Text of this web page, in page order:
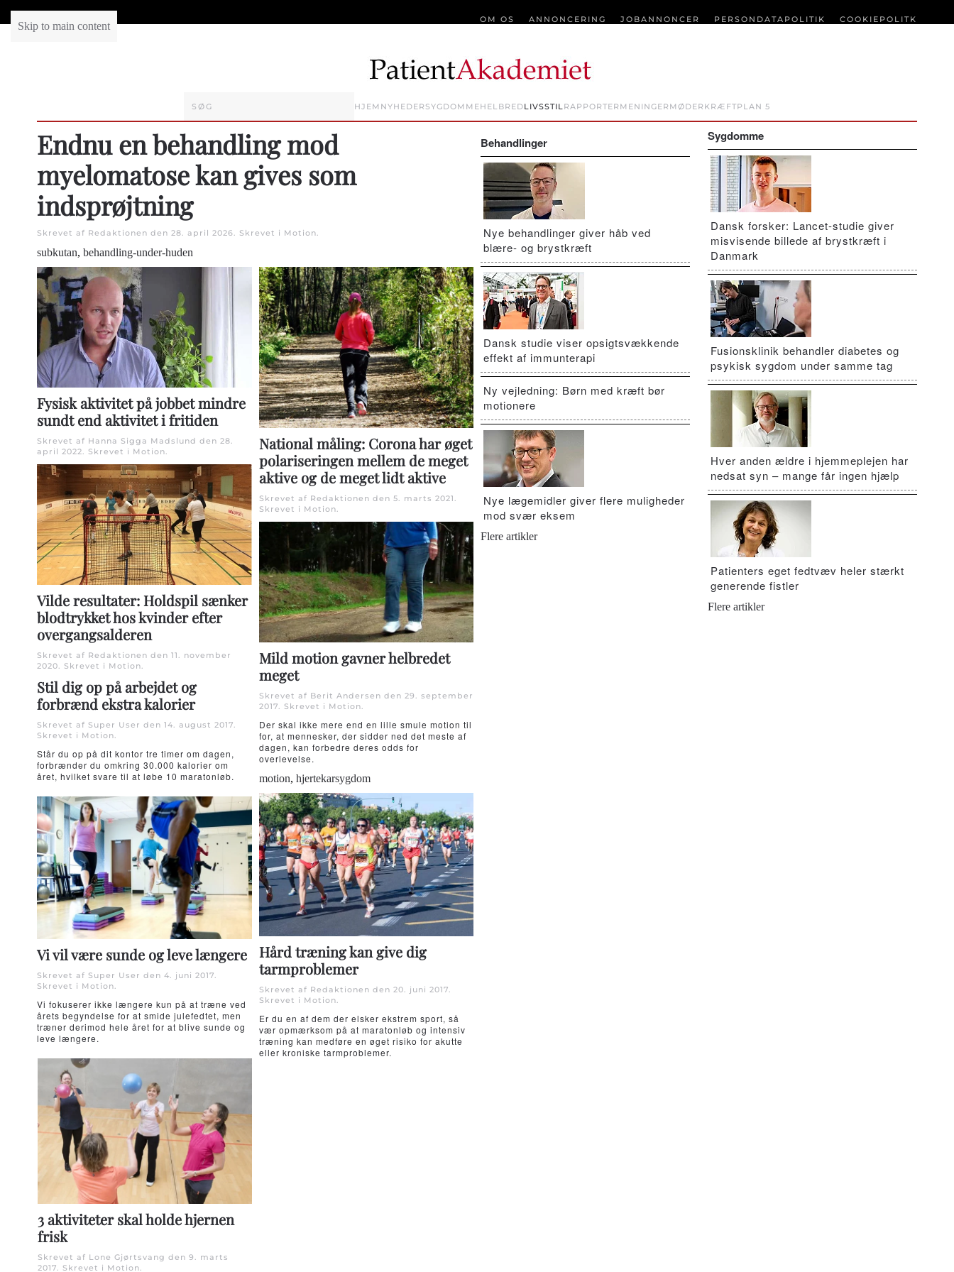
Skip to main content
OM OS ANNONCERING JOBANNONCER PERSONDATAPOLITIK COOKIEPOLITK
HJEM NYHEDER SYGDOMMEHELBREDLIVSSTILRAPPORTER MENINGER MØDER KRÆFTPLAN 5
Endnu en behandling mod
myelomatose kan gives som
indsprøjtning
Skrevet af Redaktionen den 28. april 2026. Skrevet i Motion.
subkutan, behandling-under-huden
Fysisk aktivitet på jobbet mindre
sundt end aktivitet i fritiden
Skrevet af Hanna Sigga Madslund den 28.
april 2022. Skrevet i Motion.
National måling: Corona har øget
polariseringen mellem de meget
aktive og de meget lidt aktive
Skrevet af Redaktionen den 5. marts 2021.
Skrevet i Motion.
Vilde resultater: Holdspil sænker
blodtrykket hos kvinder efter
overgangsalderen
Skrevet af Redaktionen den 11. november
2020. Skrevet i Motion.
Mild motion gavner helbredet
meget
Skrevet af Berit Andersen den 29. september
2017. Skrevet i Motion.
Der skal ikke mere end en lille smule motion til
for, at mennesker, der sidder ned det meste af
dagen, kan forbedre deres odds for
overlevelse.
motion, hjertekarsygdom
Stil dig op på arbejdet og
forbrænd ekstra kalorier
Skrevet af Super User den 14. august 2017.
Skrevet i Motion.
Står du op på dit kontor tre timer om dagen,
forbrænder du omkring 30.000 kalorier om
året, hvilket svare til at løbe 10 maratonløb.
Hård træning kan give dig
tarmproblemer
Skrevet af Redaktionen den 20. juni 2017.
Skrevet i Motion.
Er du en af dem der elsker ekstrem sport, så
vær opmærksom på at maratonløb og intensiv
træning kan medføre en øget risiko for akutte
eller kroniske tarmproblemer.
Vi vil være sunde og leve længere
Skrevet af Super User den 4. juni 2017.
Skrevet i Motion.
Vi fokuserer ikke længere kun på at træne ved
årets begyndelse for at smide julefedtet, men
træner derimod hele året for at blive sunde og
leve længere.
3 aktiviteter skal holde hjernen
frisk
Skrevet af Lone Gjørtsvang den 9. marts
2017. Skrevet i Motion.
Behandlinger
Nye behandlinger giver håb ved
blære- og brystkræft
Dansk studie viser opsigtsvækkende
effekt af immunterapi
Ny vejledning: Børn med kræft bør
motionere
Nye lægemidler giver flere muligheder
mod svær eksem
Flere artikler
Sygdomme
Dansk forsker: Lancet-studie giver
misvisende billede af brystkræft i
Danmark
Fusionsklinik behandler diabetes og
psykisk sygdom under samme tag
Hver anden ældre i hjemmeplejen har
nedsat syn – mange får ingen hjælp
Patienters eget fedtvæv heler stærkt
generende fistler
Flere artikler